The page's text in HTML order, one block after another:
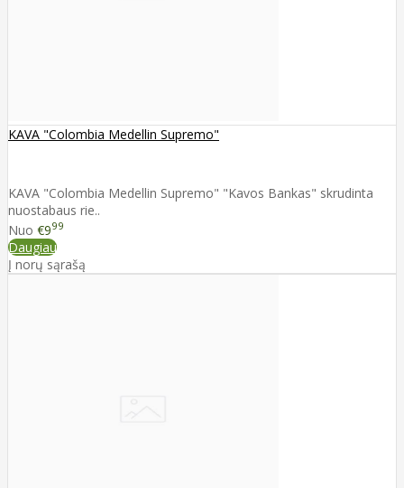
KAVA "Colombia Medellin Supremo"
KAVA "Colombia Medellin Supremo" "Kavos Bankas" skrudinta
nuostabaus rie..
Nuo €999
Daugiau
Į norų sąrašą